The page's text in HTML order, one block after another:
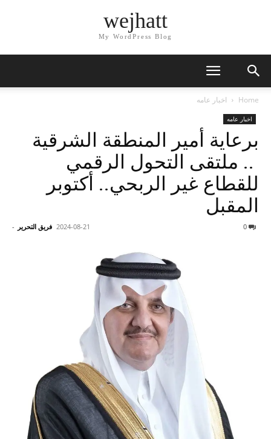
wejhatt
My WordPress Blog
Home اخبار عامه
اخبار عامه
برعاية أمير المنطقة الشرقية
.. ملتقى التحول الرقمي
للقطاع غير الربحي.. أكتوبر
المقبل
فريق التحرير - 2024-08-21